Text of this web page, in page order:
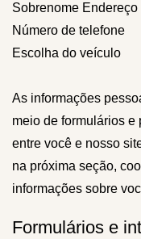
Sobrenome Endereço
Número de telefone
Escolha do veículo
As informações
meio de formulários e
entre você e nosso
na próxima seção,
informações sobre
Formulários e